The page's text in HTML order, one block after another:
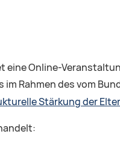
eine Online-
im Rahmen des vom
Stärkung der